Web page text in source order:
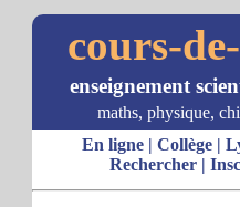
cours-
enseignement
maths, physique,
En ligne| Collège|
Rechercher|